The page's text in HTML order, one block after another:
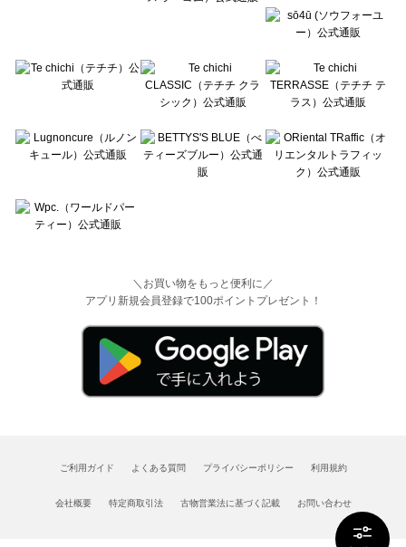
＼お買い物をもっと便利に／
アプリ新規会員登録で100ポイントプレゼント！
ご利用ガイド よくある質問 プライバシーポリシー 利用規約
会社概要 特定商取引法 古物営業法に基づく記載 お問い合わせ